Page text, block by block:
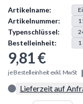
Produkt Information
Artikelname:
Artikelnummer:
Typenschlüssel:
Bestelleinheit: 1
9,81 €
je Bestelleinheit exkl. MwSt |
Lieferzeit auf